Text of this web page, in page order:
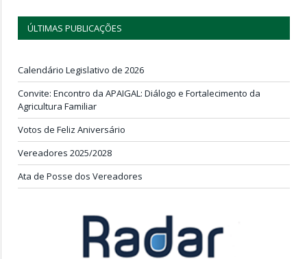
ÚLTIMAS PUBLICAÇÕES
Calendário Legislativo de 2026
Convite: Encontro da APAIGAL: Diálogo e Fortalecimento da
Agricultura Familiar
Votos de Feliz Aniversário
Vereadores 2025/2028
Ata de Posse dos Vereadores